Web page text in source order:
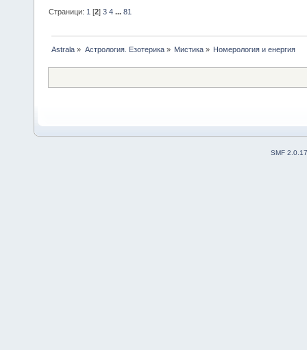
Страници: 1 [2]3 4 ...81
Astrala » Астрология. Езотерика» Мистика» Номерология и енергия
SMF 2.0.17